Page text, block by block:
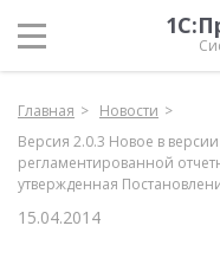
Главная
Новости
Версия 2.0.3 Новое в
регламентированной
утвержденная
15.04.2014